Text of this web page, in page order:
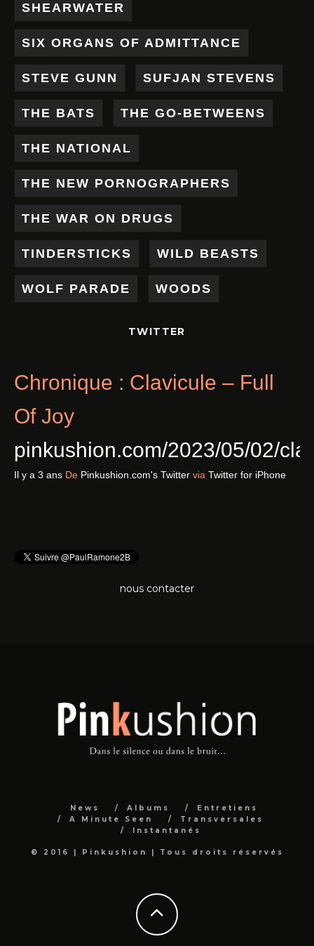
SHEARWATER
SIX ORGANS OF ADMITTANCE
STEVE GUNN SUFJAN STEVENS
THE BATS THE GO-BETWEENS
THE NATIONAL
THE NEW PORNOGRAPHERS
THE WAR ON DRUGS
TINDERSTICKS WILD BEASTS
WOLF PARADE WOODS
TWITTER
Chronique : Clavicule – Full
Of Joy
pinkushion.com/2023/05/02/
Il y a 3 ans De Pinkushion.com's Twitter via Twitter for iPhone
nous contacter
News Albums
Entretiens
A Minute Seen
Transversales
Instantanés
© 2016 | Pinkushion | Tous droits réservés